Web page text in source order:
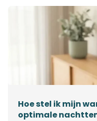
Hoe stel ik mijn
optimale